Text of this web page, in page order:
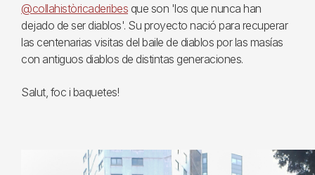
@collahistòricaderibes que son 'los que nunca han
dejado de ser diablos'. Su proyecto nació para recuperar
las centenarias visitas del baile de diablos por las masías
con antiguos diablos de distintas generaciones.
Salut, foc i baquetes!